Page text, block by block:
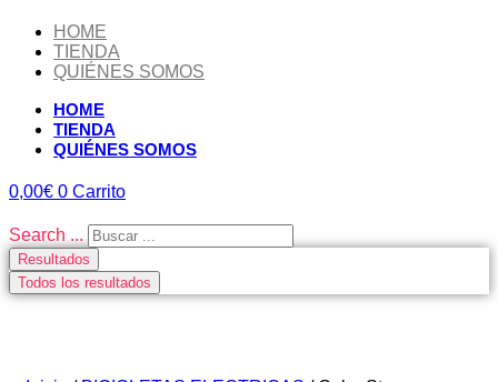
HOME
TIENDA
QUIÉNES SOMOS
HOME
TIENDA
QUIÉNES SOMOS
0,00€ 0 Carrito
Search ...
Resultados
Todos los resultados